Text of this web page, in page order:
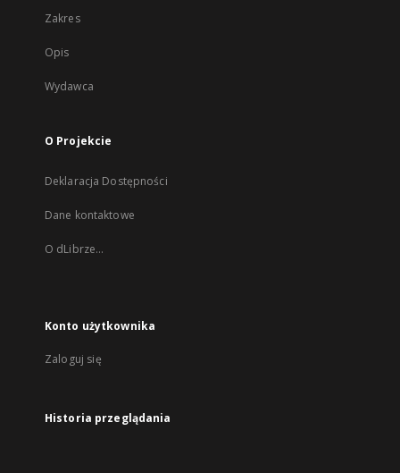
Zakres
Opis
Wydawca
O Projekcie
Deklaracja Dostępności
Dane kontaktowe
O dLibrze...
Konto użytkownika
Zaloguj się
Historia przeglądania